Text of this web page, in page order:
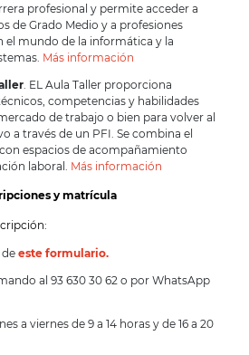
profesional y permite acceder a
de Grado Medio y a profesiones
el mundo de la informática y la
Más información
. EL Aula Taller proporciona
competencias y habilidades
de trabajo o bien para volver al
a través de un PFI. Se combina el
espacios de acompañamiento
laboral. Más información
y matrícula
de este formulario.
al 93 630 30 62 o por WhatsApp
a viernes de 9 a 14 horas y de 16 a 20